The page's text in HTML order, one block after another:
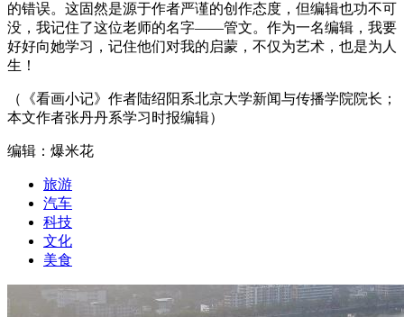
的错误。这固然是源于作者严谨的创作态度，但编辑也功不可
没，我记住了这位老师的名字——管文。作为一名编辑，我要
好好向她学习，记住他们对我的启蒙，不仅为艺术，也是为人
生！
（《看画小记》作者陆绍阳系北京大学新闻与传播学院院长；
本文作者张丹丹系学习时报编辑）
编辑：爆米花
旅游
汽车
科技
文化
美食